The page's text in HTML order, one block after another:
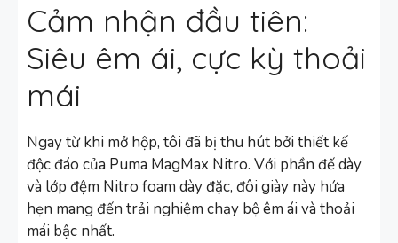
Cảm nhận đầu tiên:
Siêu êm ái, cực kỳ thoải
mái
Ngay từ khi mở hộp, tôi đã bị thu hút bởi thiết kế
độc đáo của Puma MagMax Nitro. Với phần đế dày
và lớp đệm Nitro foam dày đặc, đôi giày này hứa
hẹn mang đến trải nghiệm chạy bộ êm ái và thoải
mái bậc nhất.